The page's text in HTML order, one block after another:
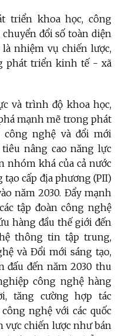
triển khoa học, công
đổi số toàn diện
nhiệm vụ chiến lược,
phát triển kinh tế - xã
và trình độ khoa học,
mạnh mẽ trong phát
nghệ và đổi mới
nâng cao năng lực
nhóm khá của cả nước
tạo cấp địa phương (PII)
năm 2030. Đẩy mạnh
tập đoàn công nghệ
hàng đầu thế giới đến
thông tin tập trung,
và Đổi mới sáng tạo,
đấu đến năm 2030 thu
công nghệ hàng
tăng cường hợp tác
nghệ với các quốc
vực chiến lược như bán